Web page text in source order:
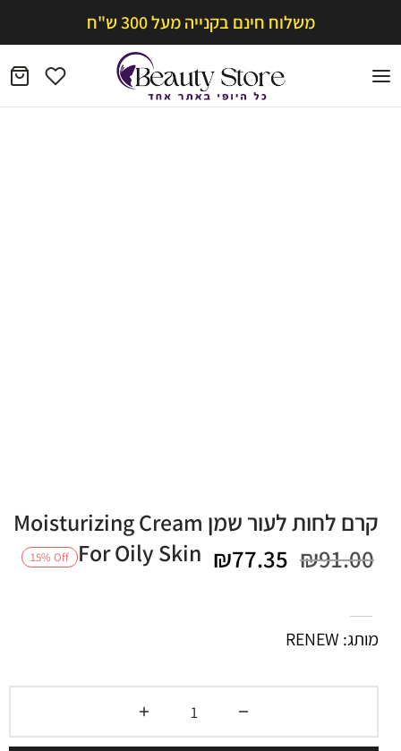
משלוח חינם בקנייה מעל 300 ש"ח
קרם לחות לעור שמן Moisturizing Cream
For Oily Skin
15% Off ₪91.00
המחיר
היה:
₪91.00.
₪77.35
המחיר
₪77.35.
מותג: RENEW